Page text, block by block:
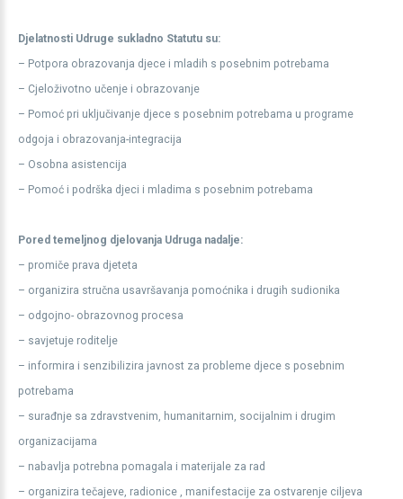
Djelatnosti Udruge sukladno Statutu su:
– Potpora obrazovanja djece i mladih s posebnim potrebama
– Cjeloživotno učenje i obrazovanje
– Pomoć pri uključivanje djece s posebnim potrebama u programe
odgoja i obrazovanja-integracija
– Osobna asistencija
– Pomoć i podrška djeci i mladima s posebnim potrebama
Pored temeljnog djelovanja Udruga nadalje:
– promiče prava djeteta
– organizira stručna usavršavanja pomoćnika i drugih sudionika
– odgojno- obrazovnog procesa
– savjetuje roditelje
– informira i senzibilizira javnost za probleme djece s posebnim
potrebama
– surađnje sa zdravstvenim, humanitarnim, socijalnim i drugim
organizacijama
– nabavlja potrebna pomagala i materijale za rad
– organizira tečajeve, radionice , manifestacije za ostvarenje ciljeva